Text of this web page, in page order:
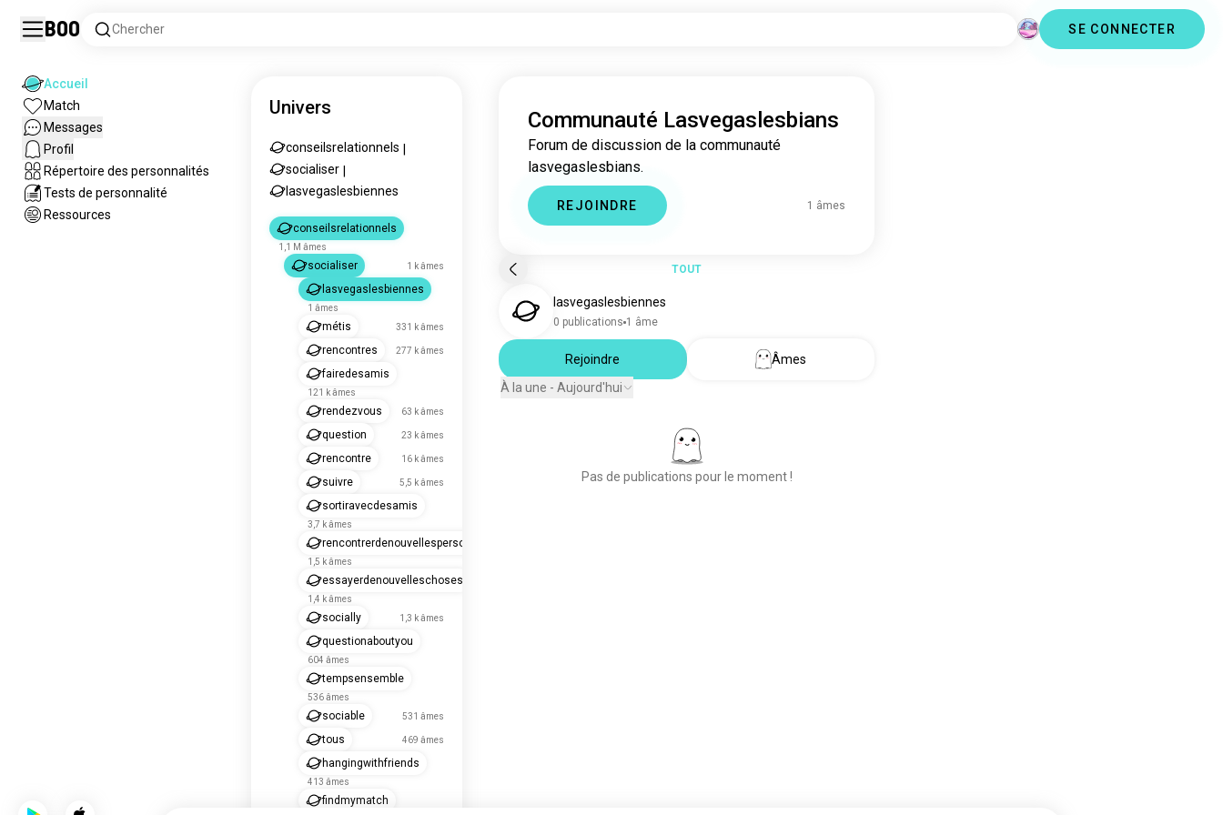
Boo Chercher SE CONNECTER
Accueil
Match
Messages
Profil
Répertoire des personnalités
Tests de personnalité
Ressources
Univers
conseilsrelationnels
socialiser
lasvegaslesbiennes
conseilsrelationnels
1,1 M âmes
socialiser 1 k âmes
lasvegaslesbiennes
1 âmes
métis 331 k âmes
rencontres 277 k âmes
fairedesamis
121 k âmes
rendezvous 63 k âmes
question 23 k âmes
rencontre 16 k âmes
suivre 5,5 k âmes
sortiravecdesamis
3,7 k âmes
rencontrerdenouvellespersonnes
1,5 k âmes
essayerdenouvelleschoses
1,4 k âmes
socially 1,3 k âmes
questionaboutyou
604 âmes
tempsensemble
536 âmes
sociable 531 âmes
tous 469 âmes
hangingwithfriends
413 âmes
findmymatch
Communauté Lasvegaslesbians
Forum de discussion de la communauté
lasvegaslesbians.
REJOINDRE 1 âmes
TOUT
lasvegaslesbiennes
0 publications 1 âme
Rejoindre
Âmes
À la une - Aujourd'hui
Pas de publications pour le moment !